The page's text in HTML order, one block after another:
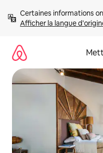
directement
Afficher la langue